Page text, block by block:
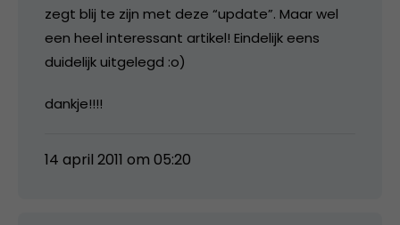
zegt blij te zijn met deze “update”. Maar wel
een heel interessant artikel! Eindelijk eens
duidelijk uitgelegd :o)
dankje!!!!
14 april 2011 om 05:20